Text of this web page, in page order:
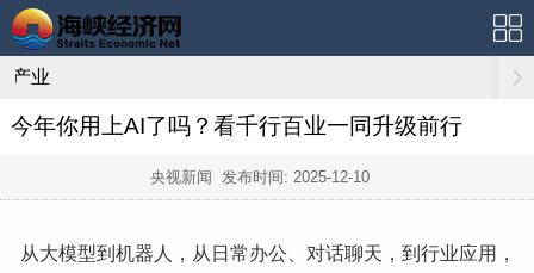
产业
今年你用上AI了吗？看千行百业一同升级前行
央视新闻 发布时间: 2025-12-10
从大模型到机器人，从日常办公、对话聊天，到行业应用，